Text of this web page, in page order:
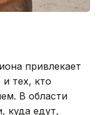
привлекает
тех, кто
В области
куда едут,